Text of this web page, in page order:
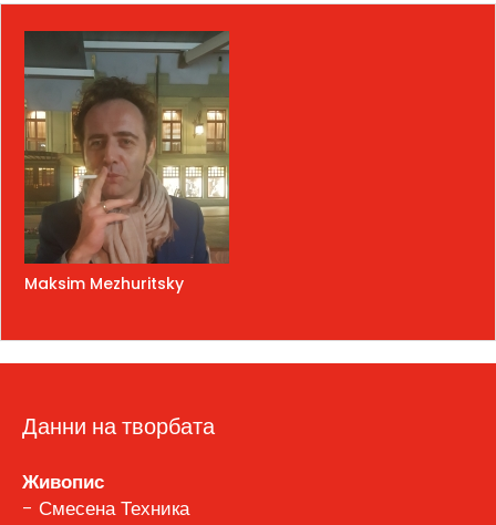
Maksim Mezhuritsky
Данни на творбата
Живопис
- Смесена Техника